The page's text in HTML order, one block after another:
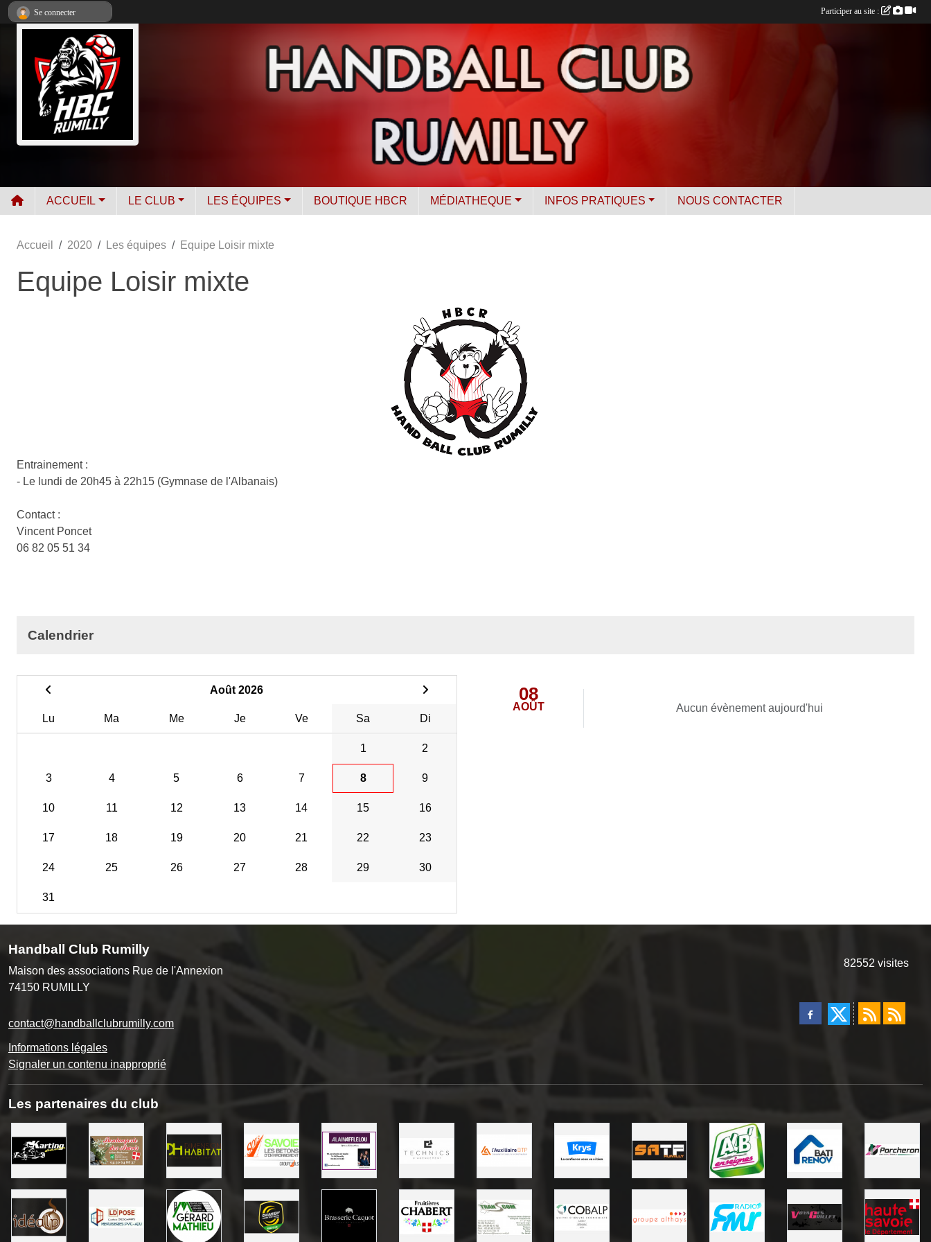
ACCUEIL LE CLUB LES ÉQUIPES BOUTIQUE HBCR MÉDIATHEQUE INFOS PRATIQUES NOUS CONTACTER
Accueil 2020 Les équipes Equipe Loisir mixte
Equipe Loisir mixte
Entrainement :
- Le lundi de 20h45 à 22h15 (Gymnase de l'Albanais)
Contact :
Vincent Poncet
06 82 05 51 34
Calendrier
Août 2026
Lu Ma Me Je Ve Sa Di
1 2
3 4 5 6 7 8 9
10 11 12 13 14 15 16
17 18 19 20 21 22 23
24 25 26 27 28 29 30
31
08
AOÛT Aucun évènement aujourd'hui
Handball Club Rumilly
Maison des associations Rue de l'Annexion
74150 RUMILLY
contact@handballclubrumilly.com
Informations légales
Signaler un contenu inapproprié
82552 visites
Les partenaires du club
Se connecter Participer au site :
Panneau de gestion des cookies